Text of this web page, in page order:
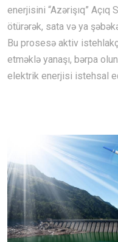
enerjisini “Azərişıq”
ötürərək, sata və ya
Bu prosesə aktiv
etməklə yanaşı, bərpa
elektrik enerjisi istehsal